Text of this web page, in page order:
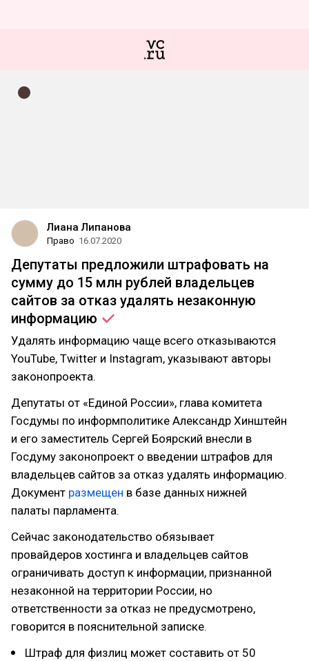
Лиана Липанова
Право 16.07.2020
Депутаты предложили штрафовать на
сумму до 15 млн рублей владельцев
сайтов за отказ удалять незаконную
информацию
Удалять информацию чаще всего отказываются
YouTube, Twitter и Instagram, указывают авторы
законопроекта.
Депутаты от «Единой России», глава комитета
Госдумы по информполитике Александр Хинштейн
и его заместитель Сергей Боярский внесли в
Госдуму законопроект о введении штрафов для
владельцев сайтов за отказ удалять информацию.
Документ размещен в базе данных нижней
палаты парламента.
Сейчас законодательство обязывает
провайдеров хостинга и владельцев сайтов
ограничивать доступ к информации, признанной
незаконной на территории России, но
ответственности за отказ не предусмотрено,
говорится в пояснительной записке.
Штраф для физлиц может составить от 50